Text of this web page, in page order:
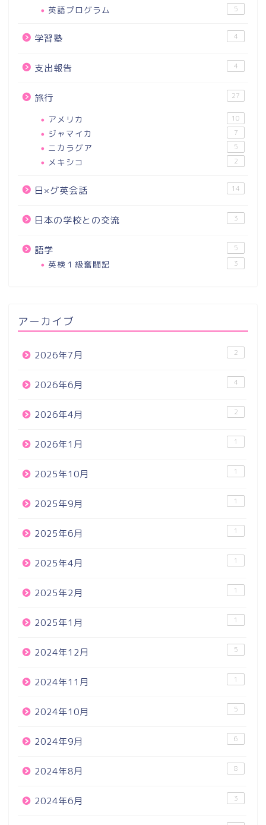
英語プログラム 5
学習塾 4
支出報告 4
旅行 27
アメリカ 10
ジャマイカ 7
ニカラグア 5
メキシコ 2
日×グ英会話 14
日本の学校との交流 3
語学 5
英検１級奮闘記 3
アーカイブ
2026年7月 2
2026年6月 4
2026年4月 2
2026年1月 1
2025年10月 1
2025年9月 1
2025年6月 1
2025年4月 1
2025年2月 1
2025年1月 1
2024年12月 5
2024年11月 1
2024年10月 5
2024年9月 6
2024年8月 8
2024年6月 3